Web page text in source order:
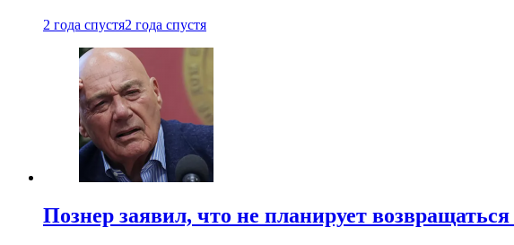
2 года спустя2 года спустя
Познер заявил, что не планирует